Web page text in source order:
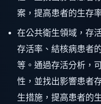
案，提高患者的生存
在公共衛生領域，存
存活率、結核病患者
等。通過存活分析，
性，並找出影響患者
生措施，提高患者的